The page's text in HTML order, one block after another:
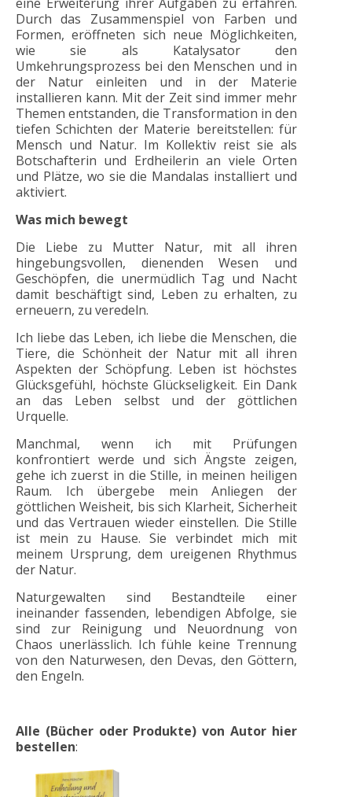
Durch das Zusammenspiel von Farben und
Formen, eröffneten sich neue Möglichkeiten,
wie sie als Katalysator den
Umkehrungsprozess bei den Menschen und in
der Natur einleiten und in der Materie
installieren kann. Mit der Zeit sind immer mehr
Themen entstanden, die Transformation in den
tiefen Schichten der Materie bereitstellen: für
Mensch und Natur. Im Kollektiv reist sie als
Botschafterin und Erdheilerin an viele Orten
und Plätze, wo sie die Mandalas installiert und
aktiviert.
Was mich bewegt
Die Liebe zu Mutter Natur, mit all ihren
hingebungsvollen, dienenden Wesen und
Geschöpfen, die unermüdlich Tag und Nacht
damit beschäftigt sind, Leben zu erhalten, zu
erneuern, zu veredeln.
Ich liebe das Leben, ich liebe die Menschen, die
Tiere, die Schönheit der Natur mit all ihren
Aspekten der Schöpfung. Leben ist höchstes
Glücksgefühl, höchste Glückseligkeit. Ein Dank
an das Leben selbst und der göttlichen
Urquelle.
Manchmal, wenn ich mit Prüfungen
konfrontiert werde und sich Ängste zeigen,
gehe ich zuerst in die Stille, in meinen heiligen
Raum. Ich übergebe mein Anliegen der
göttlichen Weisheit, bis sich Klarheit, Sicherheit
und das Vertrauen wieder einstellen. Die Stille
ist mein zu Hause. Sie verbindet mich mit
meinem Ursprung, dem ureigenen Rhythmus
der Natur.
Naturgewalten sind Bestandteile einer
ineinander fassenden, lebendigen Abfolge, sie
sind zur Reinigung und Neuordnung von
Chaos unerlässlich. Ich fühle keine Trennung
von den Naturwesen, den Devas, den Göttern,
den Engeln.
Alle (Bücher oder Produkte) von Autor hier
bestellen: